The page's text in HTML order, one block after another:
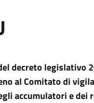
decreto legislativo
al Comitato di
accumulatori e dei